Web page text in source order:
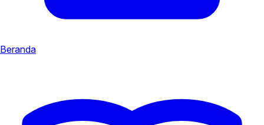
Beranda